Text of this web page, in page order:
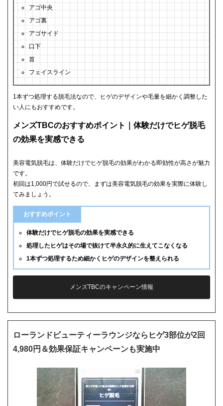
アゴ中央
アゴ裏
アゴサイド
口下
首
フェイスライン
1本ずつ処理する脱毛法なので、ヒゲのデザインや毛量を細かく調整した
い人にもおすすめです。
メンズTBCのおすすめポイント｜体験だけでヒゲ脱毛
の効果を実感できる
美容電気脱毛は、体験だけでヒゲ脱毛の効果がわかる即効性が高さが魅力
です。
初回は1,000円で試せるので、まずは美容電気脱毛の効果を実際に体験し
てみましょう。
おすすめポイント
体験だけでヒゲ脱毛の効果を実感できる
処理したヒゲはその場で抜けて半永久的に生えてこなくなる
1本ずつ処理するため細かくヒゲのデザインを整えられる
メンズTBCのキャンペーン情報
ローランドビューティーラウンジならヒゲ3部位が2回
4,980円＆効果保証キャンペーンも実施中